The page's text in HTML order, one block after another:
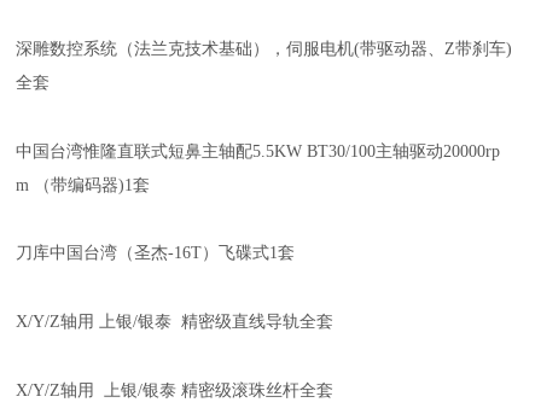
深雕数控系统 （法兰克技术基础） ，伺服电机(带驱动器、Z带刹车)
全套
中国台湾惟隆直联式短鼻主轴配5.5KW BT30/100主轴驱动20000rp
m
（带编码器)1套
刀库中国台湾（圣杰-16T）飞碟式1套
X/Y/Z轴用 上银/银泰 精密级直线导轨全套
X/Y/Z轴用 上银/银泰 精密级滚珠丝杆全套